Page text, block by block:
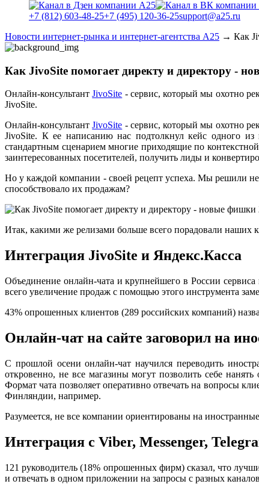
+7 (812) 603-48-25+7 (495) 120-36-25support@a25.ru
Новости интернет-рынка и интернет-агентства А25 → Как
Как JivoSite помогает директу и директору -
Онлайн-консультантJivoSite - сервис, который мы охотно
JivoSite.
Онлайн-консультантJivoSite - сервис, который мы охотно
JivoSite. К ее написанию нас подтолкнул кейс одного из
стандартным сценарием многие приходящие по
заинтересованных посетителей, получить лиды и
Но у каждой компании - своей рецепт успеха. Мы решили не
способствовало их продажам?
Итак, какими же релизами больше всего порадовали наших
Интеграция JivoSite и Яндекс.Касса
Объединение онлайн-чата и крупнейшего в России
всего увеличение продаж с помощью этого инструмента
43% опрошенных клиентов (289 российских компаний)
Онлайн-чат на сайте заговорил на
С прошлой осени онлайн-чат научился переводить
откровенно, не все магазины могут позволить себе
Формат чата позволяет оперативно отвечать на вопросы
Финляндии, например.
Разумеется, не все компании ориентированы на
Интеграция с Viber, Messenger,
121 руководитель (18% опрошенных фирм) сказал, что
и отвечать в одном приложении на запросы с разных